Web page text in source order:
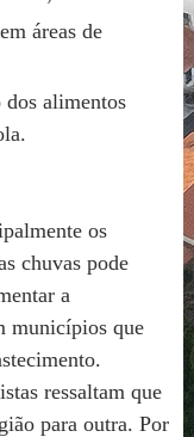
áreas de
dos alimentos
os
chuvas pode
a
municípios que
ressaltam que
para outra. Por